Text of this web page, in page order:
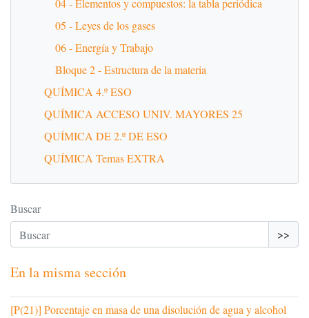
04 - Elementos y compuestos: la tabla periódica
05 - Leyes de los gases
06 - Energía y Trabajo
Bloque 2 - Estructura de la materia
QUÍMICA 4.º ESO
QUÍMICA ACCESO UNIV. MAYORES 25
QUÍMICA DE 2.º DE ESO
QUÍMICA Temas EXTRA
Buscar
>>
En la misma sección
[P(21)] Porcentaje en masa de una disolución de agua y alcohol